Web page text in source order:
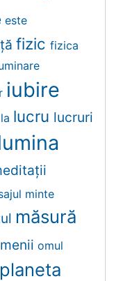
este
fizic fizica
iubire
la lucru lucruri
minte
măsură
omul
planeta